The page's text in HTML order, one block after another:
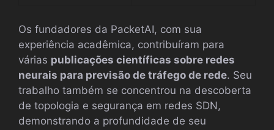
Os fundadores da PacketAI, com sua
experiência acadêmica, contribuíram para
várias publicações científicas sobre redes
neurais para previsão de tráfego de rede. Seu
trabalho também se concentrou na descoberta
de topologia e segurança em redes SDN,
demonstrando a profundidade de seu